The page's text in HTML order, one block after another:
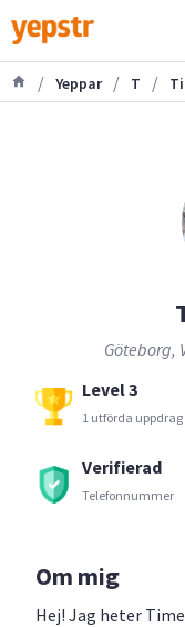
/ Yeppar / T /
Göteborg,
Level 3
1 utförda uppdrag
Verifierad
Telefonnummer
Om mig
Hej! Jag heter